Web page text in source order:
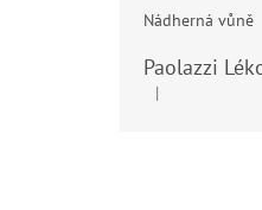
Nádherná vůně
Hodnocení
|